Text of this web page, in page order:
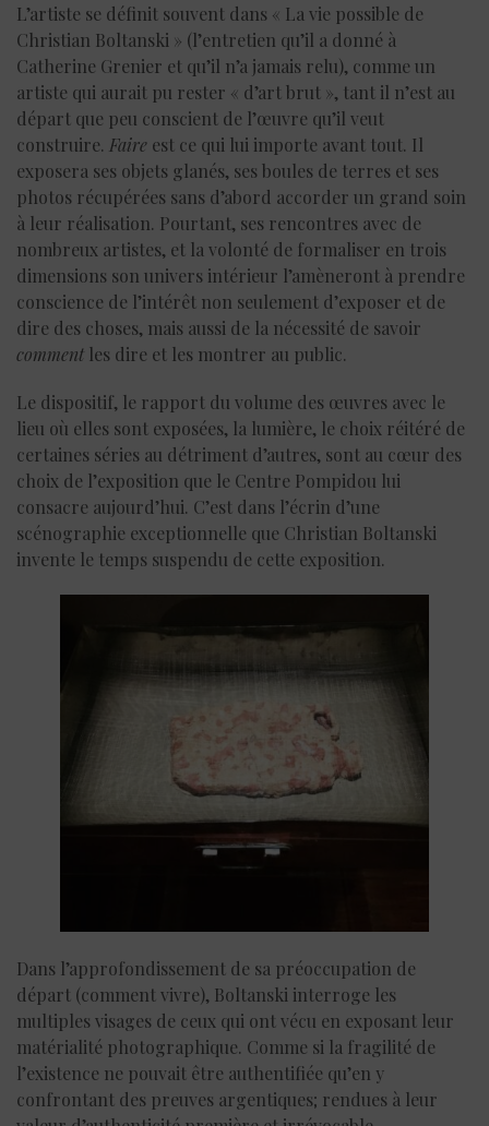
L’artiste se définit souvent dans « La vie possible de
Christian Boltanski » (l’entretien qu’il a donné à
Catherine Grenier et qu’il n’a jamais relu), comme un
artiste qui aurait pu rester « d’art brut », tant il n’est au
départ que peu conscient de l’œuvre qu’il veut
construire. Faire est ce qui lui importe avant tout. Il
exposera ses objets glanés, ses boules de terres et ses
photos récupérées sans d’abord accorder un grand soin
à leur réalisation. Pourtant, ses rencontres avec de
nombreux artistes, et la volonté de formaliser en trois
dimensions son univers intérieur l’amèneront à prendre
conscience de l’intérêt non seulement d’exposer et de
dire des choses, mais aussi de la nécessité de savoir
comment les dire et les montrer au public.
Le dispositif, le rapport du volume des œuvres avec le
lieu où elles sont exposées, la lumière, le choix réitéré de
certaines séries au détriment d’autres, sont au cœur des
choix de l’exposition que le Centre Pompidou lui
consacre aujourd’hui. C’est dans l’écrin d’une
scénographie exceptionnelle que Christian Boltanski
invente le temps suspendu de cette exposition.
Dans l’approfondissement de sa préoccupation de
départ (comment vivre), Boltanski interroge les
multiples visages de ceux qui ont vécu en exposant leur
matérialité photographique. Comme si la fragilité de
l’existence ne pouvait être authentifiée qu’en y
confrontant des preuves argentiques; rendues à leur